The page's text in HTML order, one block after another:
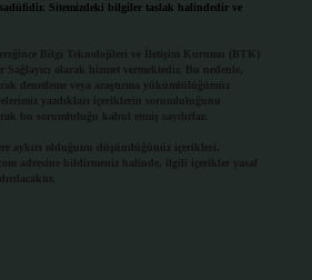
Sitemizdeki bilgiler taslak halindedir ve
Bilgi Teknolojileri ve İletişim Kurumu (BTK)
Sağlayıcı olarak hizmet vermektedir. Bu nedenle,
denetleme veya araştırma yükümlülüğümüz
yazdıkları içeriklerin sorumluluğunu
bu sorumluluğu kabul etmiş sayılırlar.
aykırı olduğunu düşündüğünüz içerikleri,
adresine bildirmeniz halinde, ilgili içerikler yasal